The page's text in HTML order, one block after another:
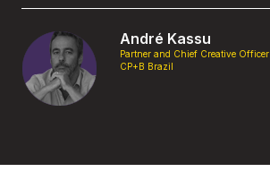
André Kassu
Partner and Chief Creative Officer
CP+B Brazil